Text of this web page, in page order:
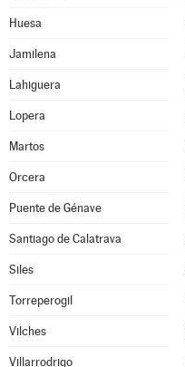
Huesa
Jamilena
Lahiguera
Lopera
Martos
Orcera
Puente de Génave
Santiago de Calatrava
Siles
Torreperogil
Vilches
Villarrodrigo